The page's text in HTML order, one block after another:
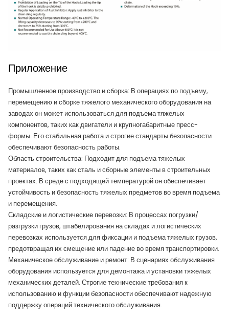
Приложение
Промышленное производство и сборка: В операциях по подъему,
перемещению и сборке тяжелого механического оборудования на
заводах он может использоваться для подъема тяжелых
компонентов, таких как двигатели и крупногабаритные пресс-
формы. Его стабильная работа и строгие стандарты безопасности
обеспечивают безопасность работы.
Область строительства: Подходит для подъема тяжелых
материалов, таких как сталь и сборные элементы в строительных
проектах. В среде с подходящей температурой он обеспечивает
устойчивость и безопасность тяжелых предметов во время подъема
и перемещения.
Складские и логистические перевозки: В процессах погрузки/
разгрузки грузов, штабелирования на складах и логистических
перевозках используется для фиксации и подъема тяжелых грузов,
предотвращая их смещение или падение во время транспортировки.
Механическое обслуживание и ремонт: В сценариях обслуживания
оборудования используется для демонтажа и установки тяжелых
механических деталей. Строгие технические требования к
использованию и функции безопасности обеспечивают надежную
поддержку операций технического обслуживания.